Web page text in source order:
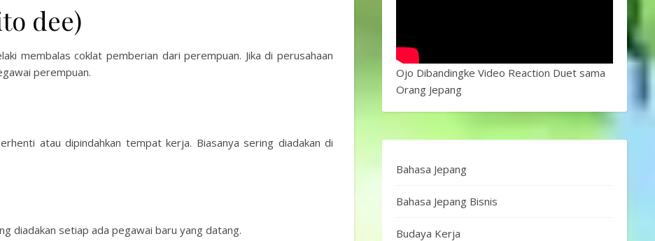
dee)
membalas coklat pemberian dari perempuan. Jika di perusahaan
perempuan.
atau dipindahkan tempat kerja. Biasanya sering diadakan di
diadakan setiap ada pegawai baru yang datang.
Ojo Dibandingke Video Reaction Duet sama
Orang Jepang
Bahasa Jepang
Bahasa Jepang Bisnis
Budaya Kerja